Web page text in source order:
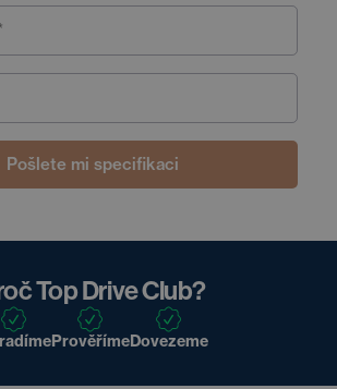
Pošlete mi specifikaci
Top Drive Club?
PrověřímeDovezeme